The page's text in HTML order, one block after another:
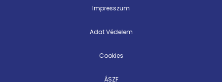
Impresszum
Adat Védelem
Cookies
ÁSZF